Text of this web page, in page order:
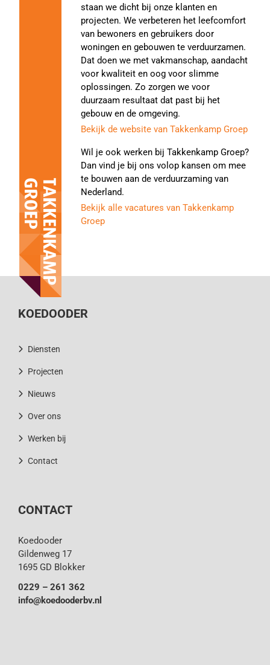
staan we dicht bij onze klanten en
projecten. We verbeteren het leefcomfort
van bewoners en gebruikers door
woningen en gebouwen te verduurzamen.
Dat doen we met vakmanschap, aandacht
voor kwaliteit en oog voor slimme
oplossingen. Zo zorgen we voor
duurzaam resultaat dat past bij het
gebouw en de omgeving.
Bekijk de website van Takkenkamp Groep
Wil je ook werken bij Takkenkamp Groep?
Dan vind je bij ons volop kansen om mee
te bouwen aan de verduurzaming van
Nederland.
Bekijk alle vacatures van Takkenkamp
Groep
KOEDOODER
Diensten
Projecten
Nieuws
Over ons
Werken bij
Contact
CONTACT
Koedooder
Gildenweg 17
1695 GD Blokker
0229 – 261 362
info@koedooderbv.nl